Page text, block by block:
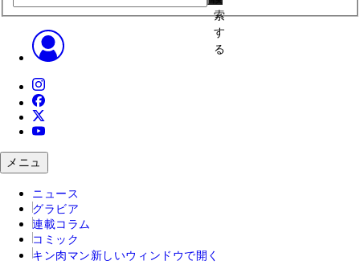
索
す
る
メニュ
ニュース
グラビア
連載コラム
コミック
キン肉マン 新しいウィンドウで開く